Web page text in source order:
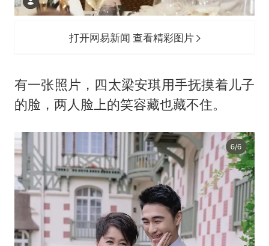
打开网易新闻 查看精彩图片
有一张照片，四太梁安琪用手抚摸着儿子
的脸，两人脸上的笑容藏也藏不住。